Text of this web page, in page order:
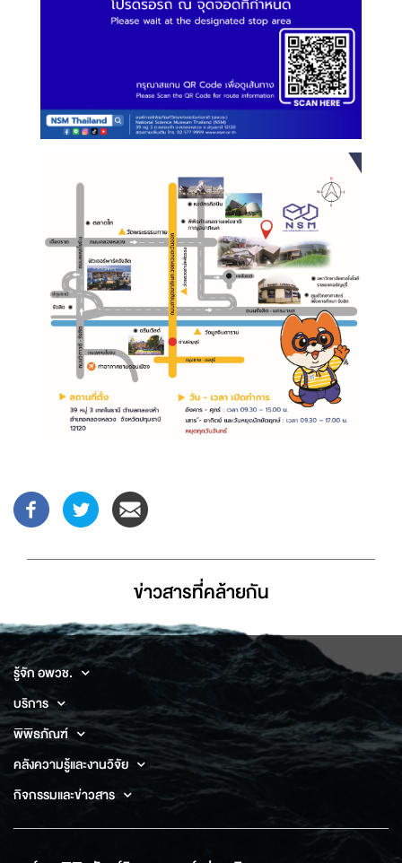
ข่าวสารที่่คล้ายกัน
รู้จัก อพวช.
บริการ
พิพิธภัณฑ์
คลังความรู้และงานวิจัย
กิจกรรมและข่าวสาร